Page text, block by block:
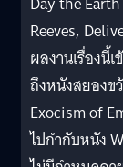
Reeves,
ผลงานเรื่องนี้
ถึงหนังสยองข
Exocism of
ไปกำกับหนัง